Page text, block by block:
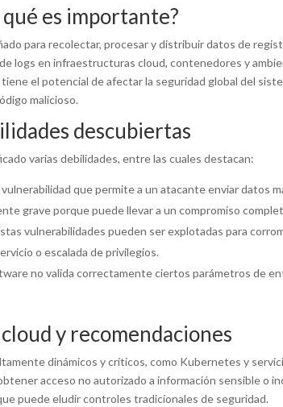
es importante?
para recolectar, procesar y distribuir datos de
logs en infraestructuras cloud, contenedores y
el potencial de afectar la seguridad global del
malicioso.
descubiertas
varias debilidades, entre las cuales destacan:
vulnerabilidad que permite a un atacante enviar datos
grave porque puede llevar a un compromiso
vulnerabilidades pueden ser explotadas para
o escalada de privilegios.
no valida correctamente ciertos parámetros de
y recomendaciones
dinámicos y críticos, como Kubernetes y
acceso no autorizado a información sensible o
puede eludir controles tradicionales de seguridad.